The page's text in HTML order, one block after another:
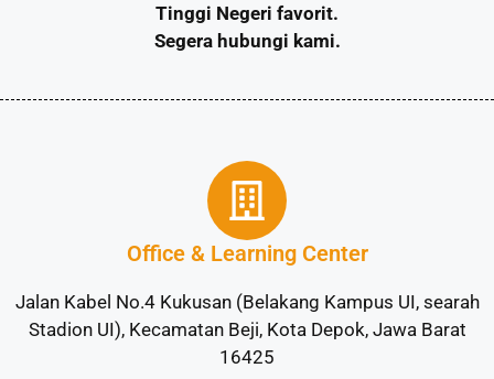
Tinggi Negeri favorit.
Segera hubungi kami.
Office & Learning Center
Jalan Kabel No.4 Kukusan (Belakang Kampus UI, searah
Stadion UI), Kecamatan Beji, Kota Depok, Jawa Barat
16425